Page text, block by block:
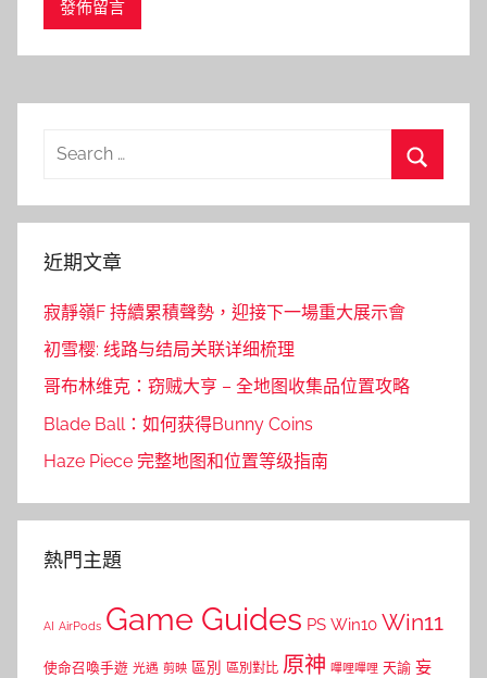
Search
近期文章
寂靜嶺F 持續累積聲勢，迎接下一場重大展示會
初雪樱: 线路与结局关联详细梳理
哥布林维克：窃贼大亨 – 全地图收集品位置攻略
Blade Ball：如何获得Bunny Coins
Haze Piece 完整地图和位置等级指南
熱門主題
AI AirPods Game Guides PS Win10 Win11
使命召喚手遊 光遇 剪映 區別 區別對比 原神 嗶哩嗶哩 天諭 妄